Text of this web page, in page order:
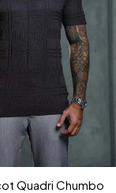
Quadri Chumbo